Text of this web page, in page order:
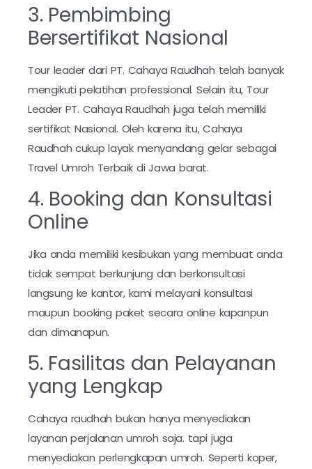
3. Pembimbing
Bersertifikat Nasional
Tour leader dari PT. Cahaya Raudhah telah banyak
mengikuti pelatihan professional. Selain itu, Tour
Leader PT. Cahaya Raudhah juga telah memiliki
sertifikat Nasional. Oleh karena itu, Cahaya
Raudhah cukup layak menyandang gelar sebagai
Travel Umroh Terbaik di Jawa barat.
4. Booking dan Konsultasi
Online
Jika anda memiliki kesibukan yang membuat anda
tidak sempat berkunjung dan berkonsultasi
langsung ke kantor, kami melayani konsultasi
maupun booking paket secara online kapanpun
dan dimanapun.
5. Fasilitas dan Pelayanan
yang Lengkap
Cahaya raudhah bukan hanya menyediakan
layanan perjalanan umroh saja. tapi juga
menyediakan perlengkapan umroh. Seperti koper,